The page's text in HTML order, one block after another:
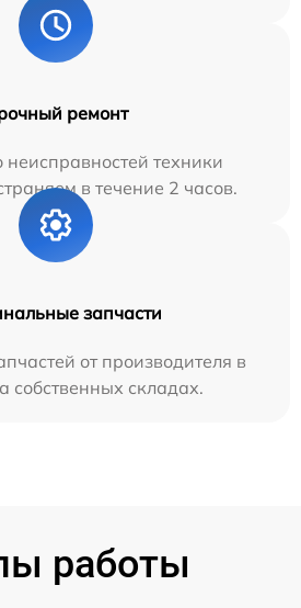
ремонт
техники
в течение 2 часов.
запчасти
от производителя в
собственных складах.
работы